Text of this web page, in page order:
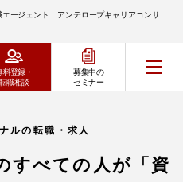
ージェント アンテロープキャリアコンサ
料登録・
転職相談
募集中の
セミナー
ルの転職・求人
すべての人が「資